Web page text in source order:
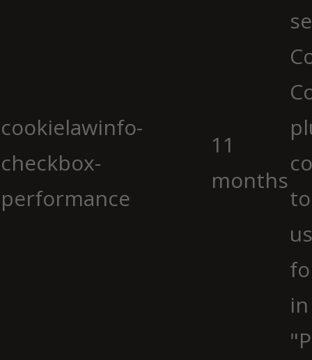
cookielawinfo-
checkbox-
performance
11
months